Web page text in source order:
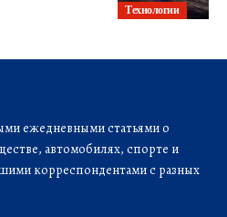
Технологии
ежедневными статьями о
автомобилях, спорте и
корреспондентами с разных